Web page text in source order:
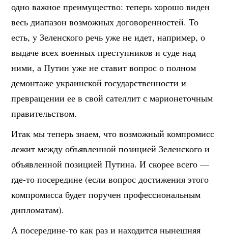
одно важное преимущество: теперь хорошо виден
весь диапазон возможных договоренностей. То
есть, у Зеленского речь уже не идет, например, о
выдаче всех военных преступников и суде над
ними, а Путин уже не ставит вопрос о полном
демонтаже украинской государственности и
превращении ее в свой сателлит с марионеточным
правительством.
Итак мы теперь знаем, что возможный компромисс
лежит между объявленной позицией Зеленского и
объявленной позицией Путина. И скорее всего —
где-то посередине (если вопрос достижения этого
компромисса будет поручен профессиональным
дипломатам).
А посередине-то как раз и находится нынешняя